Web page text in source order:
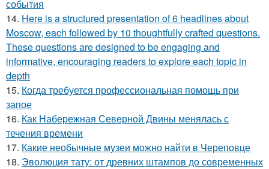
события
14. Here is a structured presentation of 6 headlines about
Moscow, each followed by 10 thoughtfully crafted questions.
These questions are designed to be engaging and
informative, encouraging readers to explore each topic in
depth
15. Когда требуется профессиональная помощь при
запое
16. Как Набережная Северной Двины менялась с
течения времени
17. Какие необычные музеи можно найти в Череповце
18. Эволюция тату: от древних штампов до современных